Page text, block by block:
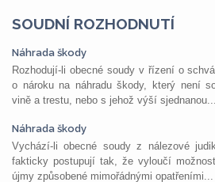
SOUDNÍ ROZHODNUTÍ
Náhrada škody
Rozhodují-li obecné soudy v řízení o
o nároku na náhradu škody, který není
vině a trestu, nebo s jehož výší sjednanou...
Náhrada škody
Vychází-li obecné soudy z nálezové
fakticky postupují tak, že vyloučí
újmy způsobené mimořádnými opatřeními...